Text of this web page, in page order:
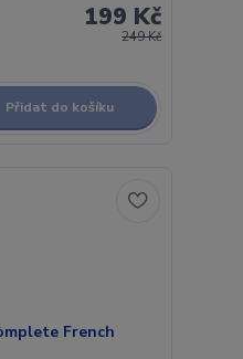
249 Kč
199 Kč
Přidat do košíku